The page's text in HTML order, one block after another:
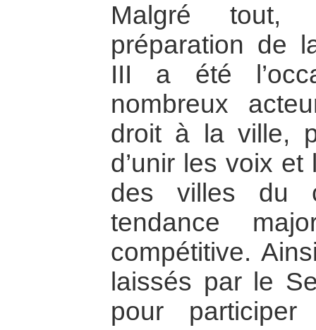
Malgré tout,
préparation de
III a été
nombreux
droit à la ville,
d’unir les voix
des villes du
tendance
compétitive.
laissés par le
pour